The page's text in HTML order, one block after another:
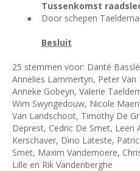
Tussenkomst
●
Door schepen
Besluit
25 stemmen voor: Danté
Annelies Lammertyn, Peter Van
Anneke Gobeyn, Valerie
Wim Swyngedouw, Nicole
Van Landschoot, Timothy De
Deprest, Cedric De Smet, Leen
Kerschaver, Dino Lateste,
Smet, Maxim Vandemoere,
Lille en Rik Vandenberghe